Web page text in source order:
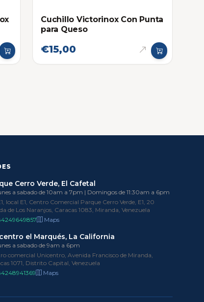
Cuchillo Victorinox Con Punta
para Queso
€15,00
Cerro Verde, El Cafetal
a sabado de 10am a 7pm | Domingos de 11:30am a 6pm
local E1, Centro Comercial Parque Cerro Verde, E1, 20
de Los Naranjos, Caracas 1083, Miranda, Venezuela
Maps
el Marqués, La California
a sabado de 9am a 6pm
comercial Unicentro, Avenida Francisco de Miranda,
1071, Distrito Capital, Venezuela
Maps